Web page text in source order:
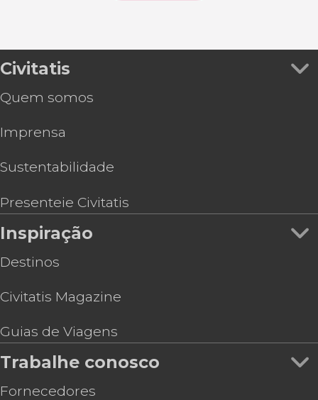
Civitatis
Quem somos
Imprensa
Sustentabilidade
Presenteie Civitatis
Inspiração
Destinos
Civitatis Magazine
Guias de Viagens
Trabalhe conosco
Fornecedores